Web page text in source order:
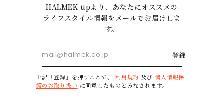
HALMEK upより、あなたにオススメの
ライフスタイル情報をメールでお届けしま
す。
登録
上記「登録」を押すことで、 利用規約 及び 個人情報保
護のお取り扱い に同意したものとみなされます。